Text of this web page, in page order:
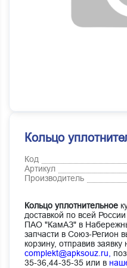
Кольцо
Код
Артикул
Производитель
Кольцо уплотнительное
доставкой по всей
ПАО "КамАЗ" в
запчасти в Союз-Регион
корзину, отправив заявку
complekt@apksouz.ru,
35-36,44-35-35 или в